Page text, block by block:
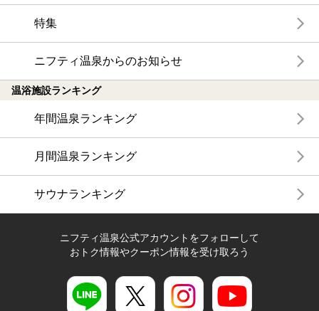
特集
ニフティ温泉からのお知らせ
温浴施設ランキング
年間温泉ランキング
月間温泉ランキング
サウナランキング
ニフティ温泉公式アカウントをフォローして
おトク情報やクーポン情報を受け取ろう